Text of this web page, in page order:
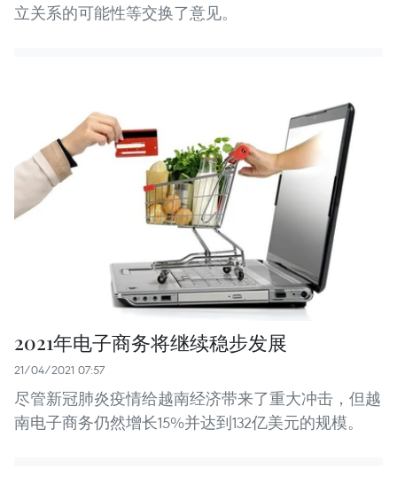
立关系的可能性等交换了意见。
2021年电子商务将继续稳步发展
21/04/2021 07:57
尽管新冠肺炎疫情给越南经济带来了重大冲击，但越
南电子商务仍然增长15%并达到132亿美元的规模。